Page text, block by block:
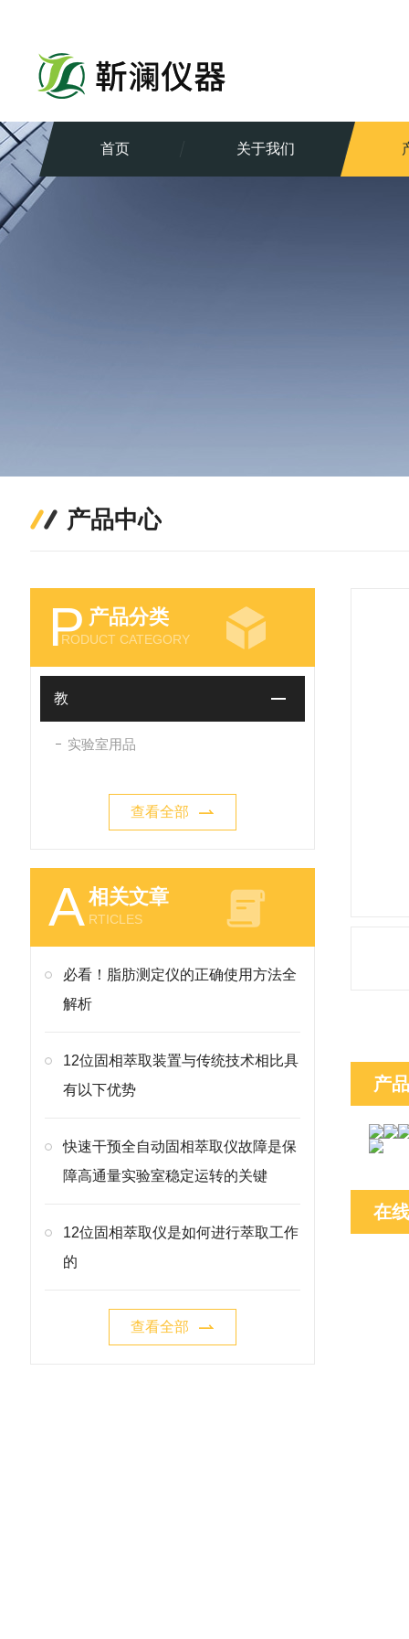
首页 关于我们
产品中心
P 产品分类
RODUCT CATEGORY
教
实验室用品
查看全部
A相关文章
RTICLES
必看！脂肪测定仪的正确使用方法全
解析
12位固相萃取装置与传统技术相比具
有以下优势
快速干预全自动固相萃取仪故障是保
障高通量实验室稳定运转的关键
12位固相萃取仪是如何进行萃取工作
的
查看全部
产
在